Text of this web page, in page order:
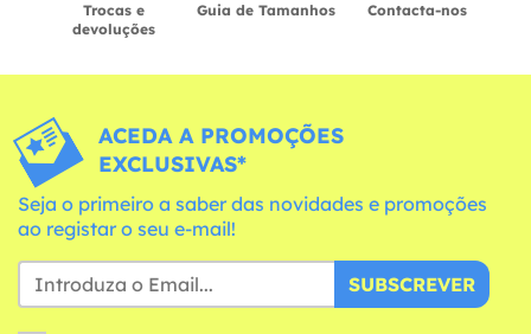
Trocas e
devoluções
Guia de Tamanhos Contacta-nos
ACEDA A PROMOÇÕES
EXCLUSIVAS*
Seja o primeiro a saber das novidades e promoções
ao registar o seu e-mail!
SUBSCREVER